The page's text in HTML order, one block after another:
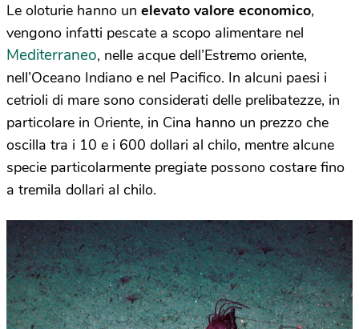
Le oloturie hanno un elevato valore economico,
vengono infatti pescate a scopo alimentare nel
Mediterraneo, nelle acque dell’Estremo oriente,
nell’Oceano Indiano e nel Pacifico. In alcuni paesi i
cetrioli di mare sono considerati delle prelibatezze, in
particolare in Oriente, in Cina hanno un prezzo che
oscilla tra i 10 e i 600 dollari al chilo, mentre alcune
specie particolarmente pregiate possono costare fino
a tremila dollari al chilo.